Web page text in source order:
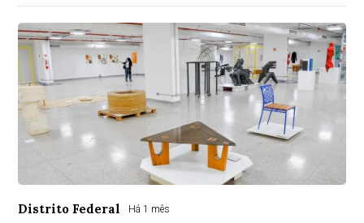
Distrito Federal Há 1 mês